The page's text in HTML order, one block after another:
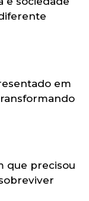
em
que precisou